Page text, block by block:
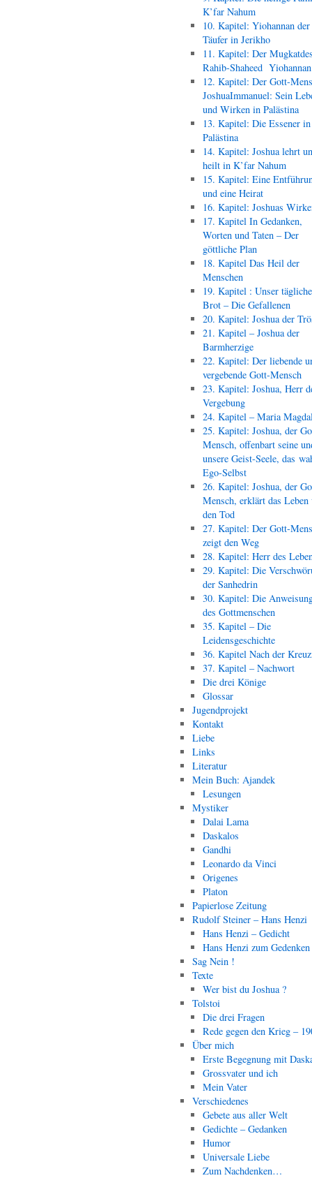
K’far Nahum
10. Kapitel: Yiohannan der
Täufer in Jerikho
11. Kapitel: Der
Rahib-Shaheed
12. Kapitel: Der Gott-
JoshuaImmanuel: Sein
und Wirken in Palästina
13. Kapitel: Die Essener in
Palästina
14. Kapitel: Joshua lehrt
heilt in K’far Nahum
15. Kapitel: Eine
und eine Heirat
16. Kapitel: Joshuas
17. Kapitel In Gedanken,
Worten und Taten – Der
göttliche Plan
18. Kapitel Das Heil der
Menschen
19. Kapitel : Unser
Brot – Die Gefallenen
20. Kapitel: Joshua der
21. Kapitel – Joshua der
Barmherzige
22. Kapitel: Der liebende
vergebende Gott-Mensch
23. Kapitel: Joshua, Herr
Vergebung
24. Kapitel – Maria
25. Kapitel: Joshua, der
Mensch, offenbart seine
unsere Geist-Seele, das
Ego-Selbst
26. Kapitel: Joshua, der
Mensch, erklärt das Leben
den Tod
27. Kapitel: Der Gott-
zeigt den Weg
28. Kapitel: Herr des
29. Kapitel: Die
der Sanhedrin
30. Kapitel: Die
des Gottmenschen
35. Kapitel – Die
Leidensgeschichte
36. Kapitel Nach der
37. Kapitel – Nachwort
Die drei Könige
Glossar
Jugendprojekt
Kontakt
Liebe
Links
Literatur
Mein Buch: Ajandek
Lesungen
Mystiker
Dalai Lama
Daskalos
Gandhi
Leonardo da Vinci
Origenes
Platon
Papierlose Zeitung
Rudolf Steiner – Hans Henzi
Hans Henzi – Gedicht
Hans Henzi zum Gedenken
Sag Nein !
Texte
Wer bist du Joshua ?
Tolstoi
Die drei Fragen
Rede gegen den Krieg –
Über mich
Erste Begegnung mit
Grossvater und ich
Mein Vater
Verschiedenes
Gebete aus aller Welt
Gedichte – Gedanken
Humor
Universale Liebe
Zum Nachdenken…